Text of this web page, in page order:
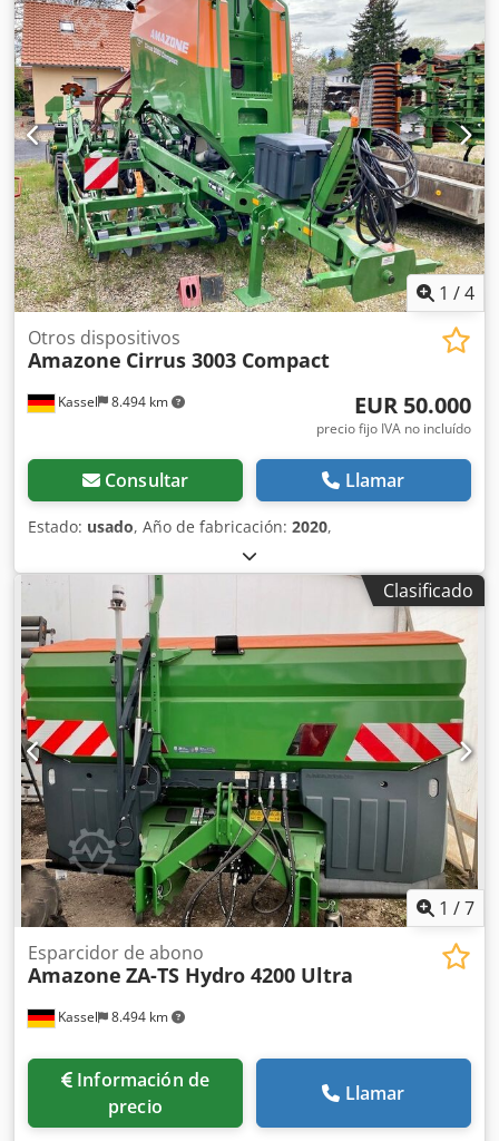
en L y escaleras Iluminación LED Lona enrollable de
cobertura L / Juego de palas esparcidoras TS Dksdjrxr
Uyjpfx Aifor
1 /4
Kassel 8.494 km
Otros dispositivos
Amazone Cirrus 3003 Compact
EUR 50.000
precio fijo IVA no incluído
Consultar Llamar
Estado: usado, Año de fabricación: 2020,
Clasificado
1 /7
Kassel 8.494 km
Esparcidor de abono
Amazone ZA-TS Hydro 4200 Ultra
Información de
precio
Llamar